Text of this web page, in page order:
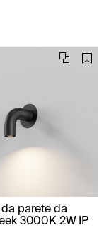
parete da
3000K 2W IP